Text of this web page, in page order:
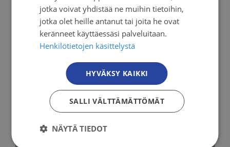
Lue lisää
jotka voivat yhdistää ne muihin tietoihin,
jotka olet heille antanut tai joita he ovat
keränneet käyttäessäsi palveluitaan.
Henkilötietojen käsittelystä
HYVÄKSY KAIKKI
SALLI VÄLTTÄMÄTTÖMÄT
NÄYTÄ TIEDOT